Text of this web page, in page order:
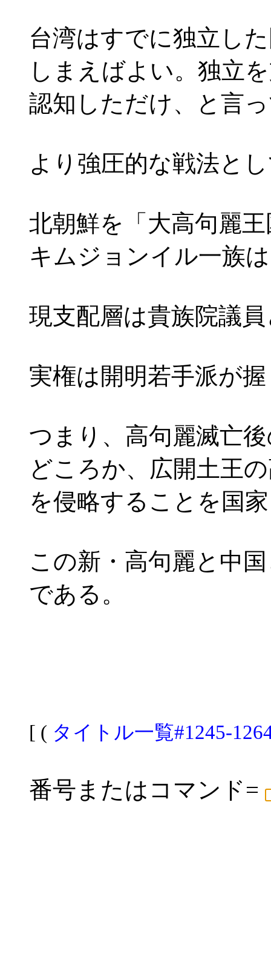
台湾はすでに独立し
しまえばよい。独立
認知しただけ、と言
より強圧的な戦法と
北朝鮮を「大高句麗
キムジョンイル一族
現支配層は貴族院議
実権は開明若手派が
つまり、高句麗滅亡
どころか、広開土王
を侵略することを国
この新・高句麗と中
である。
[ ( タイトル一覧#1245-
番号またはコマンド=